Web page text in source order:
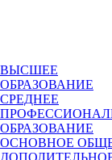
ВЫСШЕЕ
ОБРАЗОВАНИЕ
СРЕДНЕЕ
ОБРАЗОВАНИЕ
ОСНОВНОЕ